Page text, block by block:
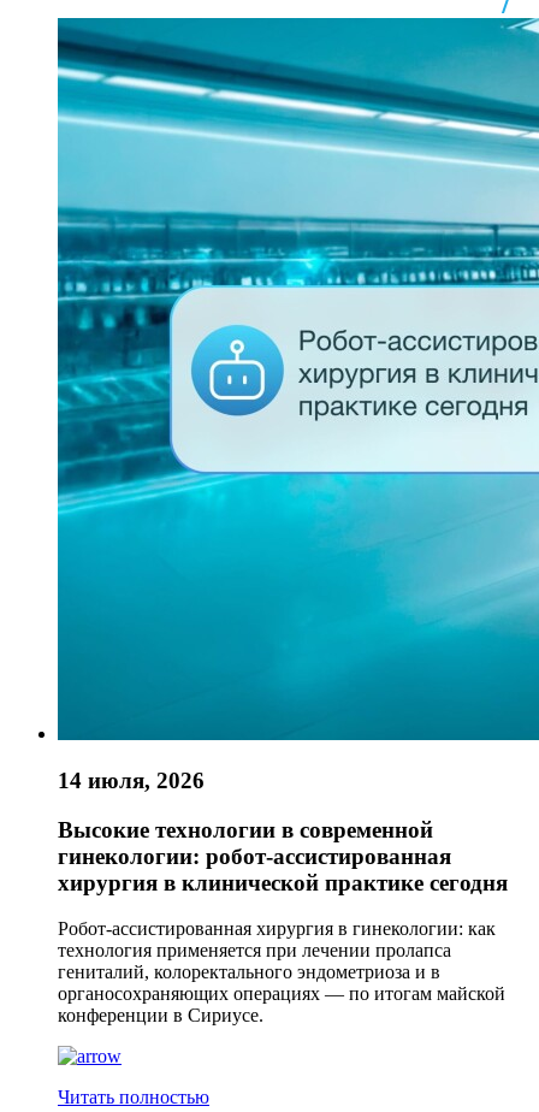
14 июля, 2026
Высокие технологии в современной
гинекологии: робот-ассистированная
хирургия в клинической практике сегодня
Робот-ассистированная хирургия в гинекологии: как
технология применяется при лечении пролапса
гениталий, колоректального эндометриоза и в
органосохраняющих операциях — по итогам майской
конференции в Сириусе.
Читать полностью